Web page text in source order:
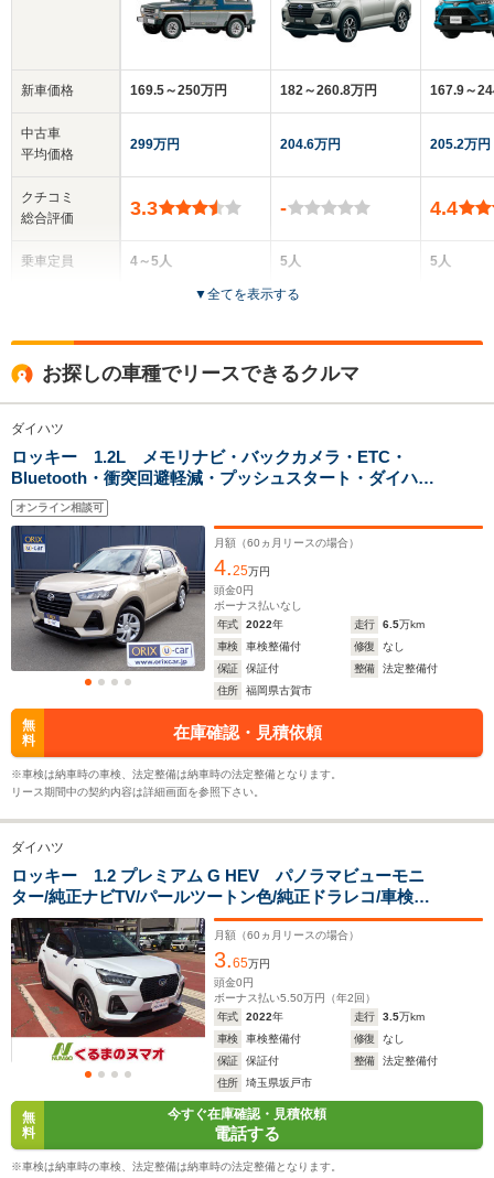
新車価格
中古車
平均価格
クチコミ
総合評価
乗車定員
サイズ
WLTCモード
燃費
駆動方式
169.5～250万円
299万円
3.3
4～5人
全高
1.83m～1.92m
全幅
1.58m～1.78m
全長
ホイールベース
4WD
182～260.8万円
204.6万円
-
5人
5ドア
1.62m
全幅
1.7m
全長
17.4～28.0km/L
└市街地:13.4～
└郊外:18.7～
30.2km/L
FF、4WD
167.9～
205.2万円
4.4
5人
17.4～
▼全てを表示する
お探しの車種でリースできるクルマ
ダイハツ
ロッキー 1.2L メモリナビ・バックカメラ・ETC・
Bluetooth・衝突回避軽減・プッシュスタート・ダイハ
ツ・ロッキー
オンライン相談可
月額（60 ヵ月リースの場合）
4.25万円
頭金0円
ボーナス払いなし
年式
2022年 走行 6.5万km
車検
車検整備付 修復
なし
保証
保証付 整備
法定整備付
住所
福岡県古賀市
無
料
在庫確認・見積依頼
※車検は納車時の車検、法定整備は納車時の法定整備となります。
リース期間中の契約内容は詳細画面を参照下さい。
ダイハツ
ロッキー 1.2 プレミアム G HEV パノラマビューモニ
ター/純正ナビTV/パールツートン色/純正ドラレコ/車検整
備
月額（60 ヵ月リースの場合）
3.65万円
頭金0円
ボーナス払い5.50万円（年2 回）
年式
2022年 走行 3.5万km
車検
車検整備付 修復
なし
保証
保証付 整備
法定整備付
住所
埼玉県坂戸市
無
料
今すぐ在庫確認・見積依頼
電話する
※車検は納車時の車検、法定整備は納車時の法定整備となります。